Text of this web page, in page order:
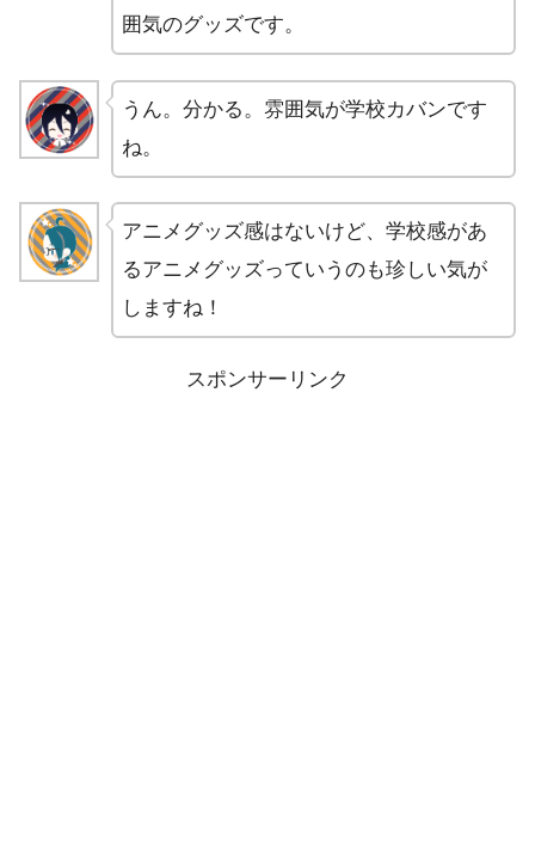
囲気のグッズです。
うん。分かる。雰囲気が学校カバンです
ね。
アニメグッズ感はないけど、学校感があ
るアニメグッズっていうのも珍しい気が
しますね！
スポンサーリンク